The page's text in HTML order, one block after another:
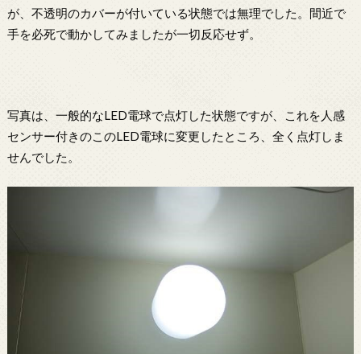
が、不透明のカバーが付いている状態では無理でした。間近で
手を必死で動かしてみましたが一切反応せず。
写真は、一般的なLED電球で点灯した状態ですが、これを人感
センサー付きのこのLED電球に変更したところ、全く点灯しま
せんでした。